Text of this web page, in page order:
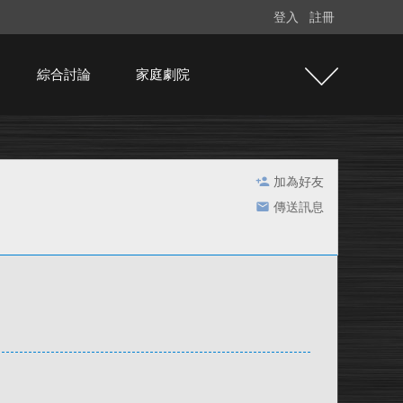
登入 註冊
綜合討論 家庭劇院
加為好友
傳送訊息